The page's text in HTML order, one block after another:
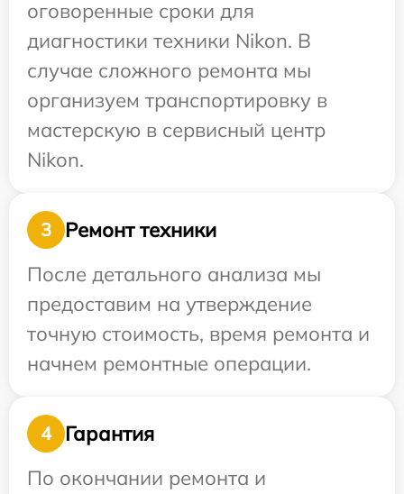
оговоренные сроки для
диагностики техники Nikon. В
случае сложного ремонта мы
организуем транспортировку в
мастерскую в сервисный центр
Nikon.
3
Ремонт техники
После детального анализа мы
предоставим на утверждение
точную стоимость, время ремонта и
начнем ремонтные операции.
4
Гарантия
По окончании ремонта и